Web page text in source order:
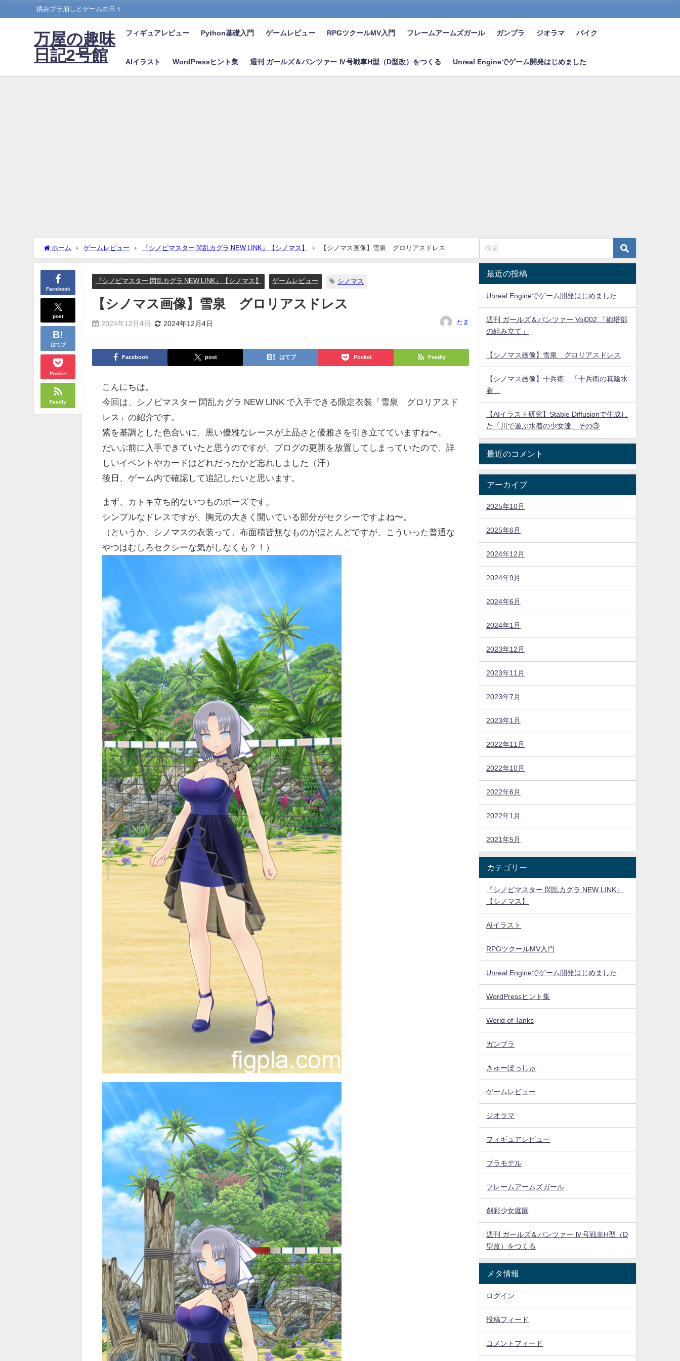
積みプラ崩しとゲームの日々
万屋の趣味
日記2号館
フィギュアレビュー Python基礎入門 ゲームレビュー RPGツクールMV入門 フレームアームズガール ガンプラ ジオラマ バイク
AIイラスト WordPressヒント集 週刊 ガールズ＆パンツァー Ⅳ号戦車H型（D型改）をつくる Unreal Engineでゲーム開発はじめました
ホーム ゲームレビュー 『シノビマスター 閃乱カグラ NEW LINK』【シノマス】 【シノマス画像】雪泉 グロリアスドレス
Facebook
post
はてブ
Pocket
Feedly
『シノビマスター 閃乱カグラ NEW LINK』【シノマス】 ゲームレビュー シノマス
【シノマス画像】雪泉 グロリアスドレス
2024年12月4日 2024年12月4日 たま
Facebook post はてブ Pocket Feedly
こんにちは。
今回は、シノビマスター 閃乱カグラ NEW LINK で入手できる限定衣装「雪泉 グロリアスド
レス」の紹介です。
紫を基調とした色合いに、黒い優雅なレースが上品さと優雅さを引き立てていますね〜。
だいぶ前に入手できていたと思うのですが、ブログの更新を放置してしまっていたので、詳
しいイベントやカードはどれだったかど忘れしました（汗）
後日、ゲーム内で確認して追記したいと思います。
まず、カトキ立ち的ないつものポーズです。
シンプルなドレスですが、胸元の大きく開いている部分がセクシーですよね〜。
（というか、シノマスの衣装って、布面積皆無なものがほとんどですが、こういった普通な
やつはむしろセクシーな気がしなくも？！）
最近の投稿
Unreal Engineでゲーム開発はじめました
週刊 ガールズ＆パンツァー Vol002 「砲塔部
の組み立て」
【シノマス画像】雪泉 グロリアスドレス
【シノマス画像】十兵衛 「十兵衛の真陰水
着」
【AIイラスト研究】Stable Diffusionで生成し
た「川で遊ぶ水着の少女達」その③
最近のコメント
アーカイブ
2025年10月
2025年6月
2024年12月
2024年9月
2024年6月
2024年1月
2023年12月
2023年11月
2023年7月
2023年1月
2022年11月
2022年10月
2022年6月
2022年1月
2021年5月
カテゴリー
『シノビマスター 閃乱カグラ NEW LINK』
【シノマス】
AIイラスト
RPGツクールMV入門
Unreal Engineでゲーム開発はじめました
WordPressヒント集
World of Tanks
ガンプラ
きゅーぽっしゅ
ゲームレビュー
ジオラマ
フィギュアレビュー
プラモデル
フレームアームズガール
創彩少女庭園
週刊 ガールズ＆パンツァー Ⅳ号戦車H型（D
型改）をつくる
メタ情報
ログイン
投稿フィード
コメントフィード